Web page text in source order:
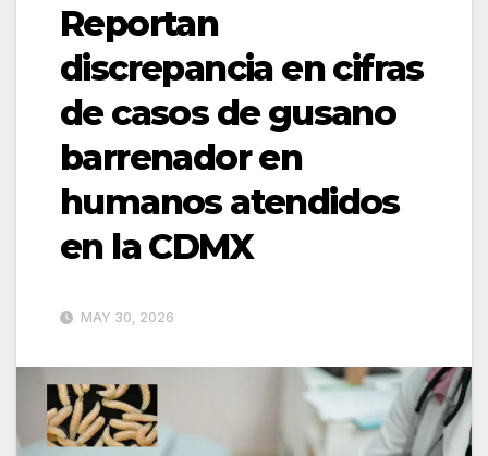
Reportan
discrepancia en cifras
de casos de gusano
barrenador en
humanos atendidos
en la CDMX
MAY 30, 2026